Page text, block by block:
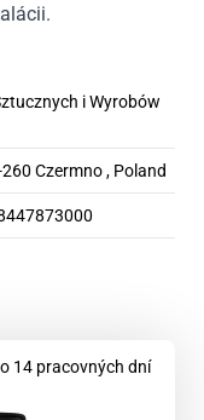
i Wyrobów
Czermno , Poland
14 pracovných dní